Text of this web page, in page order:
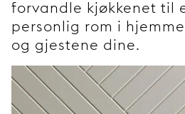
forvandle kjøkkenet til
personlig rom i
og gjestene dine.